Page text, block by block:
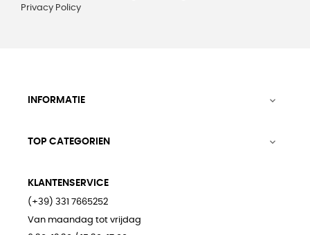
Privacy Policy
INFORMATIE 
TOP CATEGORIEN 
KLANTENSERVICE
(+39) 331 7665252
Van maandag tot vrijdag